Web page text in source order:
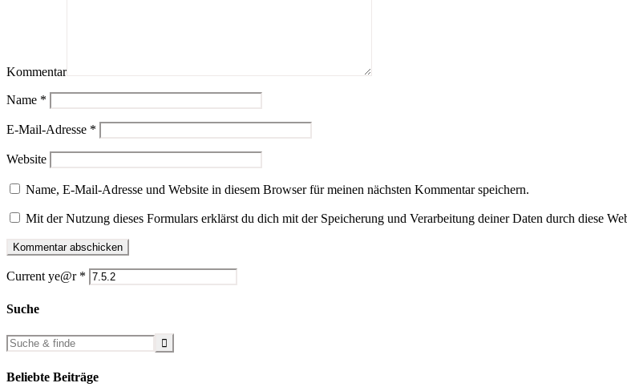
Kommentar
Name *
E-Mail-Adresse *
Website
Name, E-Mail-Adresse und Website in diesem Browser für meinen nächsten Kommentar speichern.
Mit der Nutzung dieses Formulars erklärst du dich mit der Speicherung und Verarbeitung deiner Daten durch diese
Current ye@r *
Suche
Beliebte Beiträge